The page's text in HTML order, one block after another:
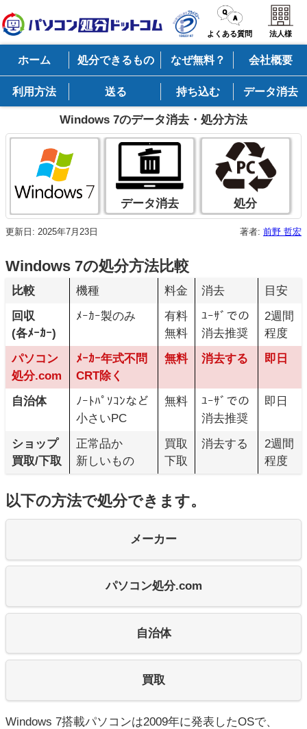
よくある質問 法人様
ホーム 処分できるもの なぜ無料？ 会社概要
利用方法 送る 持ち込む データ消去
Windows 7のデータ消去・処分方法
データ消去 処分
更新日: 2025年7月23日 著者: 前野 哲宏
Windows 7の処分方法比較
比較 機種 料金 消去
目安
回収
(各ﾒｰｶｰ)
ﾒｰｶｰ製のみ
有料
無料
ﾕｰｻﾞでの
消去推奨
2週間
程度
パソコン
処分.com
ﾒｰｶｰ年式不問
CRT除く
無料 消去する 即日
自治体
ﾉｰﾄﾊﾟｿｺﾝなど
小さいPC
無料
ﾕｰｻﾞでの
消去推奨
即日
ショップ
買取/下取
正常品か
新しいもの
買取
下取
消去する
2週間
程度
以下の方法で処分できます。
メーカー
パソコン処分.com
自治体
買取
Windows 7搭載パソコンは2009年に発表したOSで、